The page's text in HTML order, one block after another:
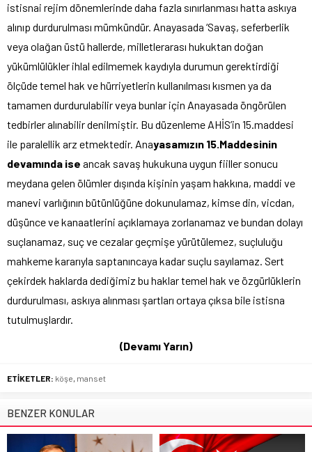
istisnai rejim dönemlerinde daha fazla sınırlanması hatta askıya
alınıp durdurulması mümkündür. Anayasada ‘Savaş, seferberlik
veya olağan üstü hallerde, milletlerarası hukuktan doğan
yükümlülükler ihlal edilmemek kaydıyla durumun gerektirdiği
ölçüde temel hak ve hürriyetlerin kullanılması kısmen ya da
tamamen durdurulabilir veya bunlar için Anayasada öngörülen
tedbirler alınabilir denilmiştir. Bu düzenleme AHİS’in 15.maddesi
ile paralellik arz etmektedir. Anayasamızın 15.Maddesinin
devamında ise ancak savaş hukukuna uygun fiiller sonucu
meydana gelen ölümler dışında kişinin yaşam hakkına, maddi ve
manevi varlığının bütünlüğüne dokunulamaz, kimse din, vicdan,
düşünce ve kanaatlerini açıklamaya zorlanamaz ve bundan dolayı
suçlanamaz, suç ve cezalar geçmişe yürütülemez, suçluluğu
mahkeme kararıyla saptanıncaya kadar suçlu sayılamaz. Sert
çekirdek haklarda dediğimiz bu haklar temel hak ve özgürlüklerin
durdurulması, askıya alınması şartları ortaya çıksa bile istisna
tutulmuşlardır.
(Devamı Yarın)
ETİKETLER: köşe, manset
BENZER KONULAR